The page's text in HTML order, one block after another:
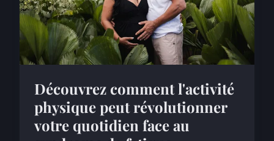
Découvrez comment l'activité
physique peut révolutionner
votre quotidien face au